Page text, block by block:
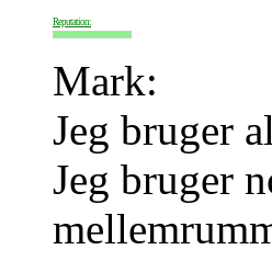
Reputation:
Mark:
Jeg bruger
Jeg bruger